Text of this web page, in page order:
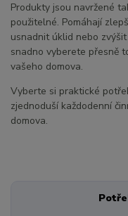
Produkty jsou navržené
použitelné. Pomáhají
usnadnit úklid nebo
snadno vyberete přesně
vašeho domova.
Vyberte si praktické
zjednoduší každodenní
domova.